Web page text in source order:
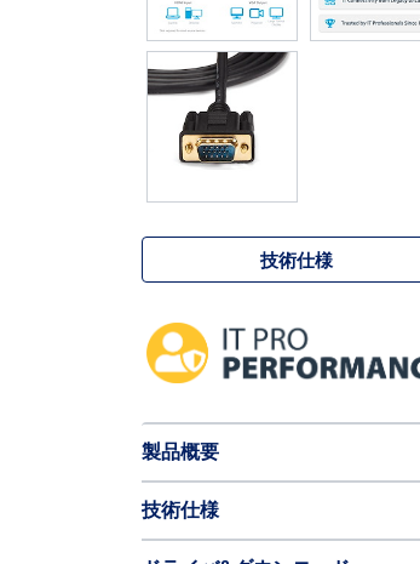
技術仕様
製品概要
技術仕様